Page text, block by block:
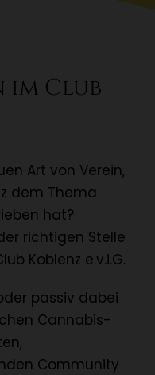
im Club
Art von Verein,
dem Thema
hat?
richtigen Stelle
Koblenz e.v.i.G.
passiv dabei
Cannabis-
Community